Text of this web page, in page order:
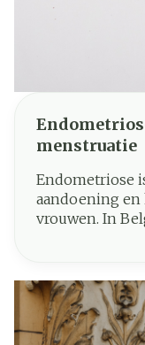
menstruatie
Endometriose
aandoening
vrouwen. In
die, indien
gevolgen kan
we
symptomen